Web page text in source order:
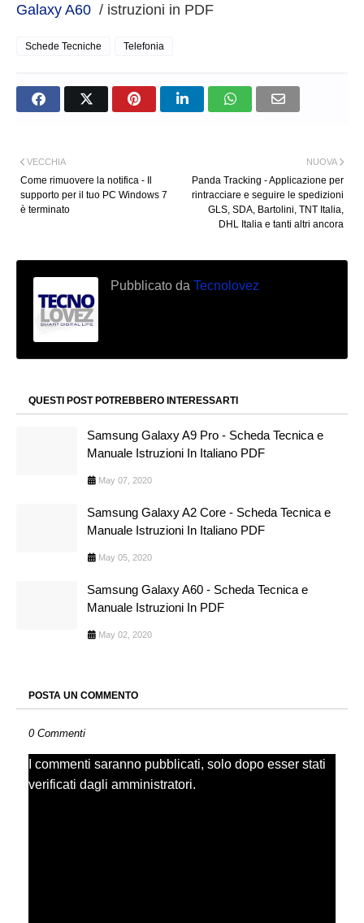
Galaxy A60 / istruzioni in PDF
Schede Tecniche Telefonia
NUOVA
Panda Tracking - Applicazione per
rintracciare e seguire le spedizioni
GLS, SDA, Bartolini, TNT Italia,
DHL Italia e tanti altri ancora
VECCHIA
Come rimuovere la notifica - Il
supporto per il tuo PC Windows 7
è terminato
Pubblicato da Tecnolovez
QUESTI POST POTREBBERO INTERESSARTI
Samsung Galaxy A9 Pro - Scheda Tecnica e
Manuale Istruzioni In Italiano PDF
May 07, 2020
Samsung Galaxy A2 Core - Scheda Tecnica e
Manuale Istruzioni In Italiano PDF
May 05, 2020
Samsung Galaxy A60 - Scheda Tecnica e
Manuale Istruzioni In PDF
May 02, 2020
POSTA UN COMMENTO
0 Commenti
I commenti saranno pubblicati, solo dopo esser stati
verificati dagli amministratori.